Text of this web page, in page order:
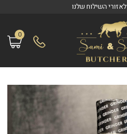
לאזורי השילוח שלנו
0